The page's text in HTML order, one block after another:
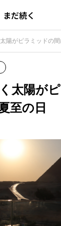
だ続く
陽がピラミッドの
太陽が
至の日